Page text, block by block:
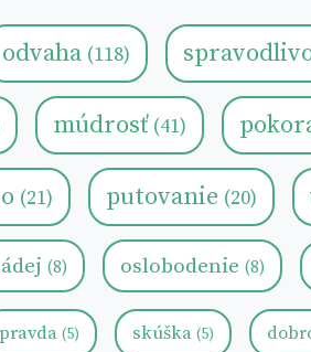
odvaha (118)
múdrosť (41)
(21) putovanie (20)
(8) oslobodenie (8)
pravda (5) skúška (5)